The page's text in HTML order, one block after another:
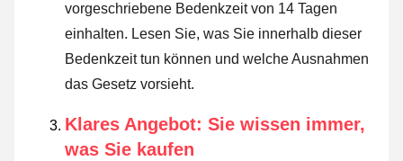
vorgeschriebene Bedenkzeit von 14 Tagen
einhalten. Lesen Sie, was Sie innerhalb dieser
Bedenkzeit tun können und welche Ausnahmen
das Gesetz vorsieht.
Klares Angebot: Sie wissen immer,
was Sie kaufen